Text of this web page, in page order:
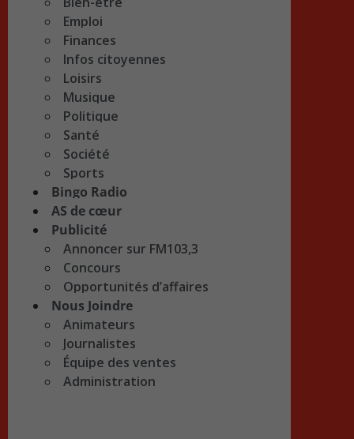
Emploi
Finances
Infos citoyennes
Loisirs
Musique
Politique
Santé
Société
Sports
Bingo Radio
AS de cœur
Publicité
Annoncer sur FM103,3
Concours
Opportunités d’affaires
Nous Joindre
Animateurs
Journalistes
Équipe des ventes
Administration